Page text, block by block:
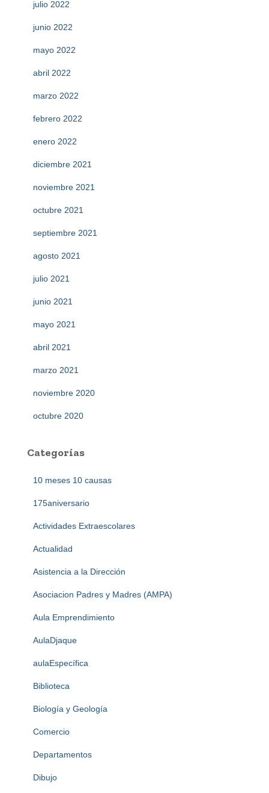
julio 2022
junio 2022
mayo 2022
abril 2022
marzo 2022
febrero 2022
enero 2022
diciembre 2021
noviembre 2021
octubre 2021
septiembre 2021
agosto 2021
julio 2021
junio 2021
mayo 2021
abril 2021
marzo 2021
noviembre 2020
octubre 2020
Categorías
10 meses 10 causas
175aniversario
Actividades Extraescolares
Actualidad
Asistencia a la Dirección
Asociacion Padres y Madres (AMPA)
Aula Emprendimiento
AulaDjaque
aulaEspecífica
Biblioteca
Biología y Geología
Comercio
Departamentos
Dibujo